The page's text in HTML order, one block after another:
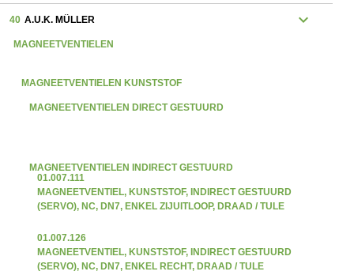
40 A.U.K. MÜLLER expand_more
MAGNEETVENTIELEN
MAGNEETVENTIELEN KUNSTSTOF
MAGNEETVENTIELEN DIRECT GESTUURD
MAGNEETVENTIELEN INDIRECT GESTUURD
01.007.111
MAGNEETVENTIEL, KUNSTSTOF, INDIRECT GESTUURD
(SERVO), NC, DN7, ENKEL ZIJUITLOOP, DRAAD / TULE
01.007.126
MAGNEETVENTIEL, KUNSTSTOF, INDIRECT GESTUURD
(SERVO), NC, DN7, ENKEL RECHT, DRAAD / TULE